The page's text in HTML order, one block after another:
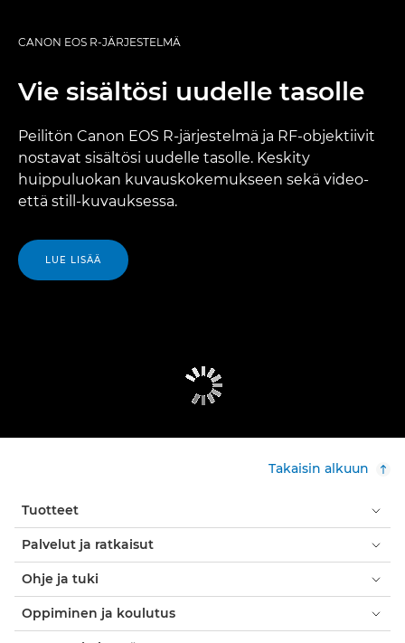
CANON EOS R-JÄRJESTELMÄ
Vie sisältösi uudelle tasolle
Peilitön Canon EOS R-järjestelmä ja RF-objektiivit
nostavat sisältösi uudelle tasolle. Keskity
huippuluokan kuvauskokemukseen sekä video-
että still-kuvauksessa.
LUE LISÄÄ
Takaisin alkuun
Tuotteet
Palvelut ja ratkaisut
Ohje ja tuki
Oppiminen ja koulutus